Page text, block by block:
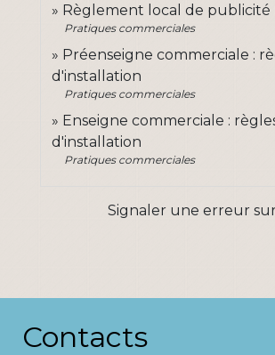
Règlement local de publicité
Pratiques commerciales
Préenseigne commerciale :
d'installation
Pratiques commerciales
Enseigne commerciale :
d'installation
Pratiques commerciales
Signaler une erreur
Contacts